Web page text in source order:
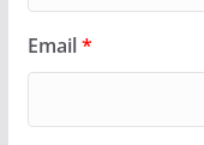
Email*